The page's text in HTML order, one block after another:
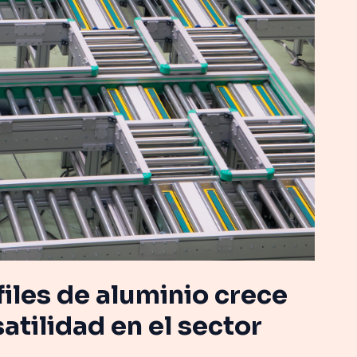
de aluminio crece
en el sector